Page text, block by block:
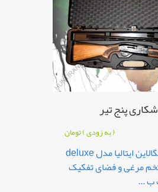
پنج تیر
( به زودی )تومان
هاردکیس مگالاین ایتالیا مدل deluxe
تخم مرغی و فضای تفکیک
ب ...